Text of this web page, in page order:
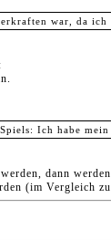
war, da
Ich habe
dann
(im Vergleich